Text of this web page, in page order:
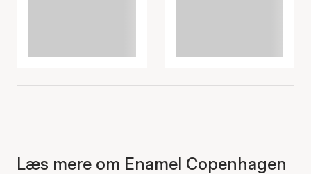
Læs mere om Enamel Copenhagen